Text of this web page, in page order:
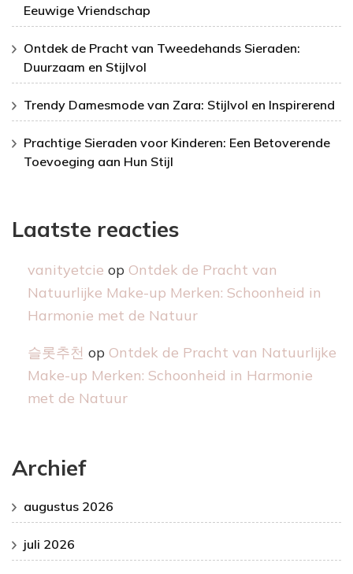
Eeuwige Vriendschap
Ontdek de Pracht van Tweedehands Sieraden:
Duurzaam en Stijlvol
Trendy Damesmode van Zara: Stijlvol en Inspirerend
Prachtige Sieraden voor Kinderen: Een Betoverende
Toevoeging aan Hun Stijl
Laatste reacties
vanityetcie op Ontdek de Pracht van
Natuurlijke Make-up Merken: Schoonheid in
Harmonie met de Natuur
슬롯추천 op Ontdek de Pracht van Natuurlijke
Make-up Merken: Schoonheid in Harmonie
met de Natuur
Archief
augustus 2026
juli 2026